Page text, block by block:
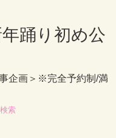
踊り初め公
企画＞※完全予約制/満
索